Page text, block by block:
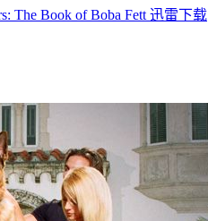
The Book of Boba Fett 迅雷下载